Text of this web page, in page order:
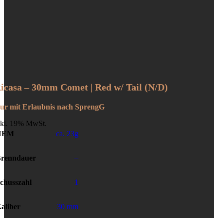
– 30mm Comet | Red w/ Tail (N/D)
mit Erlaubnis nach SprengG
19% MwSt.
ca. 23g
–
1
30 mm